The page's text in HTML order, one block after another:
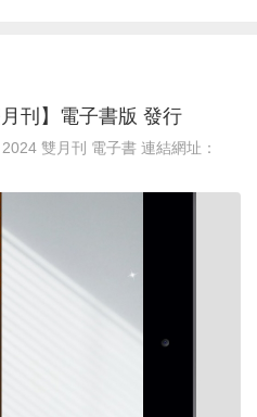
刊】電子書版 發行
雙月刊 電子書 連結網址：